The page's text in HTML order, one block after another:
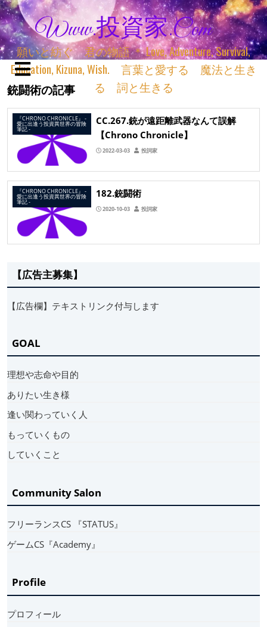
Www.投資家.com
願いと紡ぐ 君の物語 ＊ Love, Adventure, Survival,
Education, Kizuna, Wish. 言葉と愛する 魔法と生き
る 詞と生きる
銃闘術の記事
『CHRONO CHRONICLE』 ‐
愛に出逢う投資異世界の冒険
筆記 ‐
CC.267.銃が遠距離武器なんて誤解
【Chrono Chronicle】
2022-03-03 投詞家
『CHRONO CHRONICLE』 ‐
愛に出逢う投資異世界の冒険
筆記 ‐
182.銃闘術
2020-10-03 投詞家
【広告主募集】
【広告欄】テキストリンク付与します
GOAL
理想や志命や目的
ありたい生き様
逢い関わっていく人
もっていくもの
していくこと
Community Salon
フリーランスCS 『STATUS』
ゲームCS『Academy』
Profile
プロフィール